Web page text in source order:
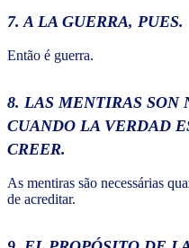
7. A LA GUERRA, PUES.
Então é guerra.
8. LAS MENTIRAS SON
CUANDO LA VERDAD
CREER.
As mentiras são necessárias
de acreditar.